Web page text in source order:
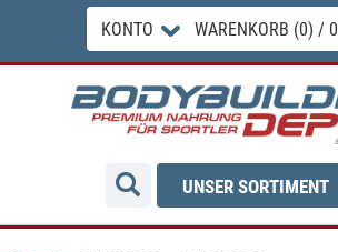
KONTO WARENKORB (0) /
UNSER SORTIMENT